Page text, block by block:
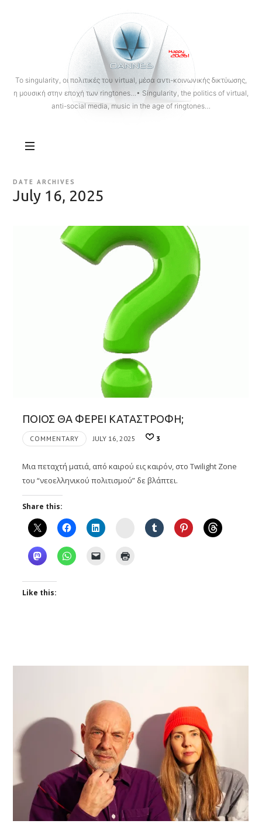
OANNES
To singularity, οι πολιτικές του virtual, μέσα αντι-κοινωνικής δικτύωσης,
η μουσική στην εποχή των ringtones…• Singularity, the politics of virtual,
anti-social media, music in the age of ringtones…
DATE ARCHIVES
July 16, 2025
ΠΟΙΟΣ ΘΑ ΦΕΡΕΙ ΚΑΤΑΣΤΡΟΦΗ;
COMMENTARY JULY 16, 2025 3
Μια πεταχτή ματιά, από καιρού εις καιρόν, στο Twilight Zone
του “νεοελληνικού πολιτισμού” δε βλάπτει.
Share this:
Instagram
Like this: